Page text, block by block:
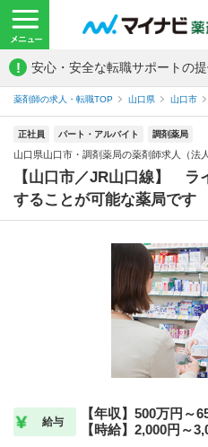
! 安心・安全な転職サポートの提
薬剤師の求人・転職TOP 山口県 山口市
正社員 パート・アルバイト 調剤薬局
山口県山口市・調剤薬局の薬剤師求人（法
【山口市／JR山口線】 ラ
することが可能な薬局です
給与
【年収】500万円～
【時給】2,000円～